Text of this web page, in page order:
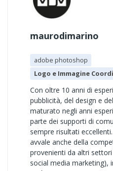
maurodimarino
adobe photoshop
Logo e Immagine
Con oltre 10 anni di
pubblicità, del design e
maturato negli anni
parte dei supporti di
sempre risultati
avvale anche della
provenienti da altri
social media marketing),